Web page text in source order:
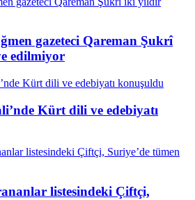
gazeteci Qareman Şukrî
edilmiyor
Kürt dili ve edebiyatı
listesindeki Çiftçi,